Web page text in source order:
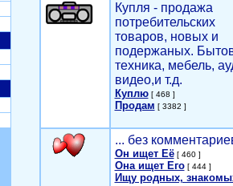
Купля - продажа
потребительских
товаров, новых и
подержаных.
техника, мебель,
видео,и т.д.
Куплю[ 468 ]
Продам [ 3382 ]
... без
Он ищет Её[ 460 ]
Она ищет Его[ 444 ]
Ищу родных,